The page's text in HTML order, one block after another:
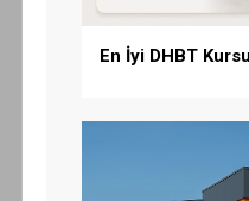
En İyi DHBT